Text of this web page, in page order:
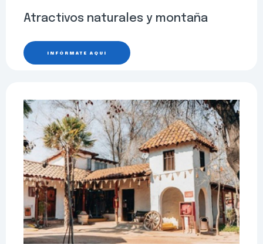
Atractivos naturales y montaña
INFÓRMATE AQUÍ